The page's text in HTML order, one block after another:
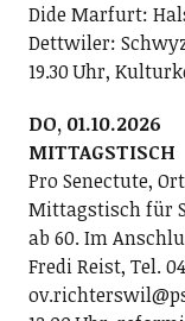
Dide Marfurt:
Dettwiler:
19.30 Uhr,
DO, 01.10.2026
MITTAGSTISCH
Pro Senectute,
Mittagstisch für
ab 60. Im
Fredi Reist, Tel.